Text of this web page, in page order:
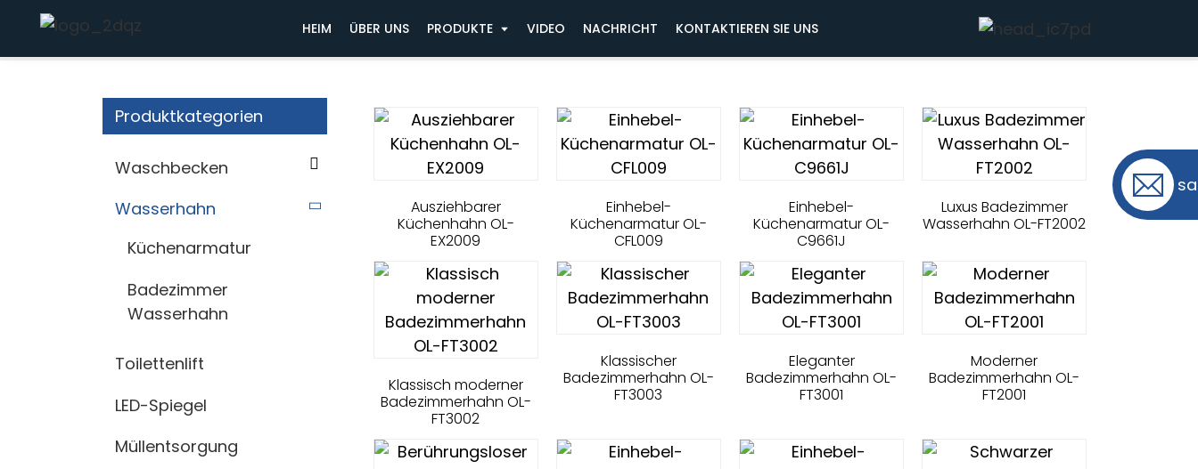
HEIM ÜBER UNS PRODUKTE VIDEO NACHRICHT KONTAKTIEREN SIE UNS
Heim
Produktkategorien
Waschbecken
Wasserhahn
Küchenarmatur
Badezimmer
Wasserhahn
Toilettenlift
LED-Spiegel
Müllentsorgung
Ausziehbarer
Küchenhahn OL-
EX2009
Einhebel-
Küchenarmatur OL-
CFL009
Einhebel-
Küchenarmatur OL-
C9661J
Luxus Badezimmer
Wasserhahn OL-FT2002
Klassisch moderner
Badezimmerhahn OL-
FT3002
Klassischer
Badezimmerhahn OL-
FT3003
Eleganter
Badezimmerhahn OL-
FT3001
Moderner
Badezimmerhahn OL-
FT2001